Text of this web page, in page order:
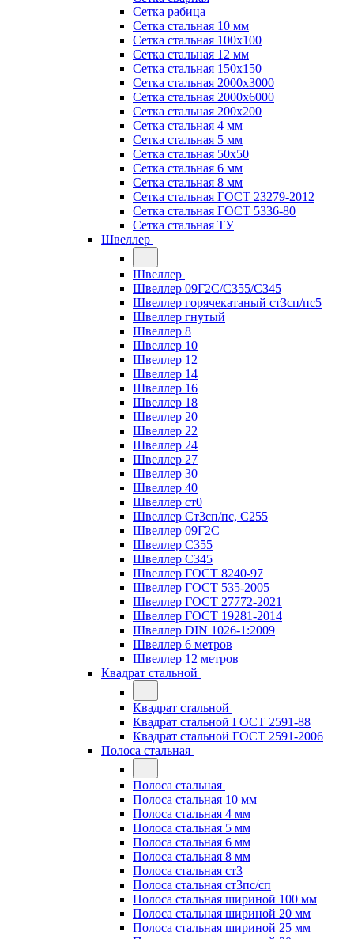
Сетка рабица
Сетка стальная 10 мм
Сетка стальная 100х100
Сетка стальная 12 мм
Сетка стальная 150х150
Сетка стальная 2000х3000
Сетка стальная 2000х6000
Сетка стальная 200х200
Сетка стальная 4 мм
Сетка стальная 5 мм
Сетка стальная 50х50
Сетка стальная 6 мм
Сетка стальная 8 мм
Сетка стальная ГОСТ 23279-2012
Сетка стальная ГОСТ 5336-80
Сетка стальная ТУ
Швеллер
Швеллер
Швеллер 09Г2С/С355/С345
Швеллер горячекатаный ст3сп/пс5
Швеллер гнутый
Швеллер 8
Швеллер 10
Швеллер 12
Швеллер 14
Швеллер 16
Швеллер 18
Швеллер 20
Швеллер 22
Швеллер 24
Швеллер 27
Швеллер 30
Швеллер 40
Швеллер ст0
Швеллер Ст3сп/пс, С255
Швеллер 09Г2С
Швеллер С355
Швеллер С345
Швеллер ГОСТ 8240-97
Швеллер ГОСТ 535-2005
Швеллер ГОСТ 27772-2021
Швеллер ГОСТ 19281-2014
Швеллер DIN 1026-1:2009
Швеллер 6 метров
Швеллер 12 метров
Квадрат стальной
Квадрат стальной
Квадрат стальной ГОСТ 2591-88
Квадрат стальной ГОСТ 2591-2006
Полоса стальная
Полоса стальная
Полоса стальная 10 мм
Полоса стальная 4 мм
Полоса стальная 5 мм
Полоса стальная 6 мм
Полоса стальная 8 мм
Полоса стальная ст3
Полоса стальная ст3пс/сп
Полоса стальная шириной 100 мм
Полоса стальная шириной 20 мм
Полоса стальная шириной 25 мм